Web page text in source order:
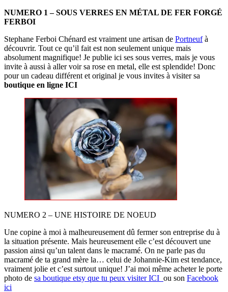
NUMERO 1 – SOUS VERRES EN MÉTAL DE FER FORGÉ
FERBOI
Stephane Ferboi Chénard est vraiment une artisan de Portneufà
découvrir. Tout ce qu’il fait est non seulement unique mais
absolument magnifique! Je publie ici ses sous verres, mais je vous
invite à aussi à aller voir sa rose en metal, elle est splendide! Donc
pour un cadeau différent et original je vous invites à visiter sa
boutique en ligne ICI
NUMERO 2 – UNE HISTOIRE DE NOEUD
Une copine à moi à malheureusement dû fermer son entreprise du à
la situation présente. Mais heureusement elle c’est découvert une
passion ainsi qu’un talent dans le macramé. On ne parle pas du
macramé de ta grand mère la… celui de Johannie-Kim est tendance,
vraiment jolie et c’est surtout unique! J’ai moi même acheter le porte
photo de sa boutique etsy que tu peux visiter ICI ou son Facebook
ici